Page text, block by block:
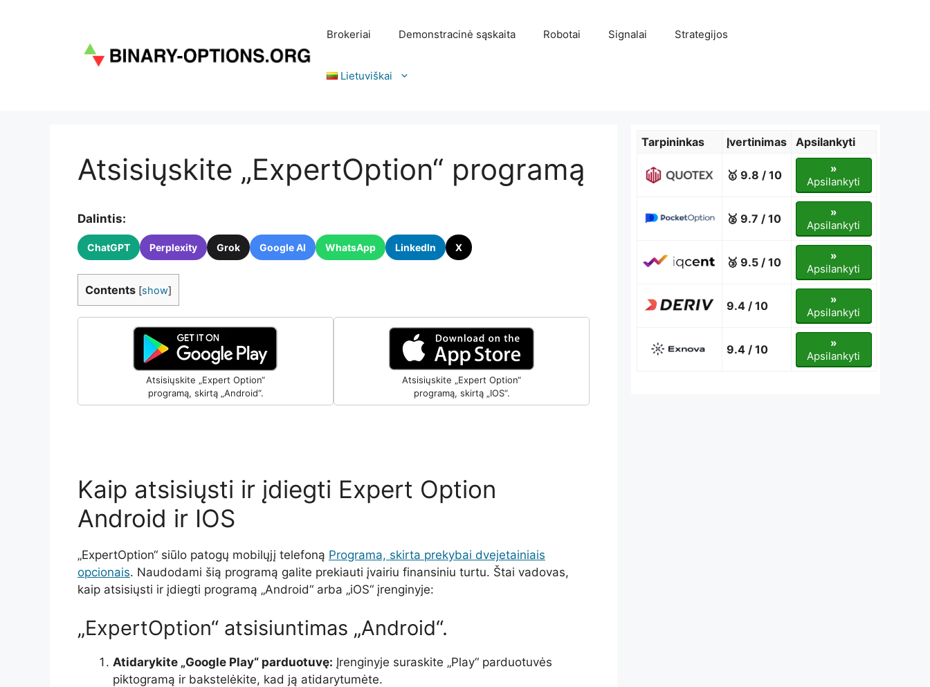
Brokeriai Demonstracinė sąskaita Robotai Signalai Strategijos
Lietuviškai
Atsisiųskite „ExpertOption“ programą
Dalintis:
ChatGPT Perplexity Grok Google AI WhatsApp LinkedIn X
Contents [show]
Atsisiųskite „Expert Option“
programą, skirtą „Android“.
Atsisiųskite „Expert Option“
programą, skirtą „IOS“.
Kaip atsisiųsti ir įdiegti Expert Option
Android ir IOS
„ExpertOption“ siūlo patogų mobilųjį telefoną Programa, skirta prekybai dvejetainiais
opcionais. Naudodami šią programą galite prekiauti įvairiu finansiniu turtu. Štai vadovas,
kaip atsisiųsti ir įdiegti programą „Android“ arba „iOS“ įrenginyje:
„ExpertOption“ atsisiuntimas „Android“.
Atidarykite „Google Play“ parduotuvę: Įrenginyje suraskite „Play“ parduotuvės
piktogramą ir bakstelėkite, kad ją atidarytumėte.
Tarpininkas Įvertinimas Apsilankyti
🥇 9.8 / 10
»
Apsilankyti
🥈 9.7 / 10
»
Apsilankyti
🥉 9.5 / 10
»
Apsilankyti
9.4 / 10
»
Apsilankyti
9.4 / 10
»
Apsilankyti